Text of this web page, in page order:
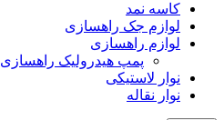
کاسه نمد
لوازم جک راهسازی
لوازم راهسازی
پمپ هیدرولیک راهسازی
نوار لاستیکی
نوار نقاله